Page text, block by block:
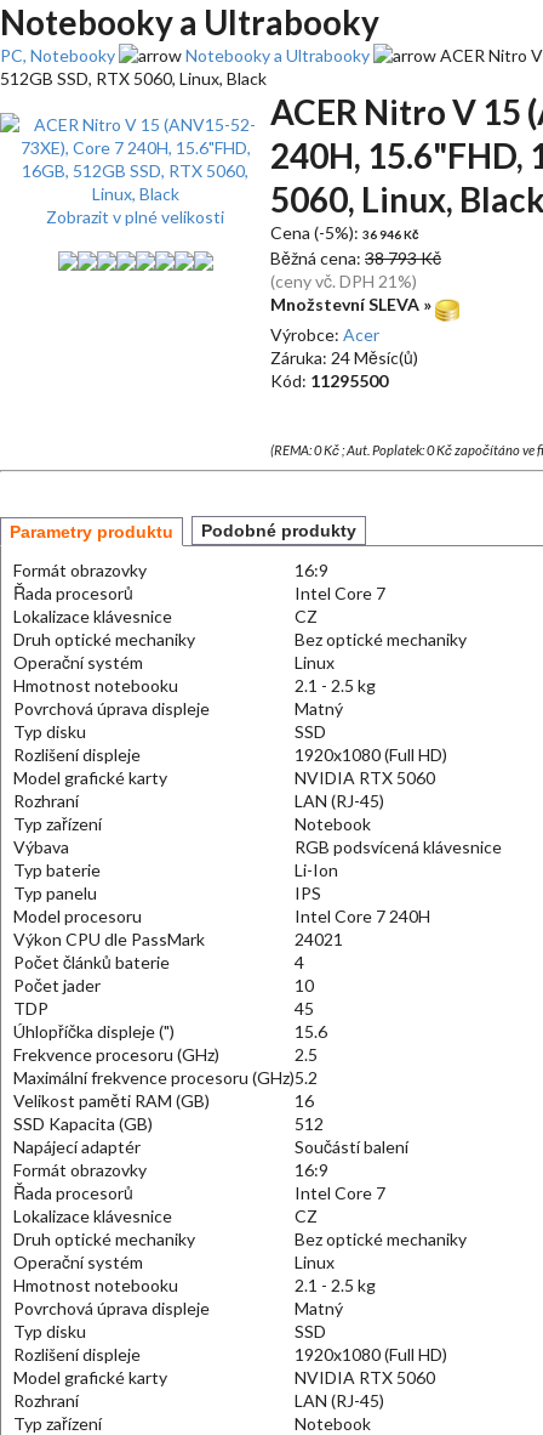
Notebooky a Ultrabooky
PC, Notebooky Notebooky a Ultrabooky
ACER Nitro
512GB SSD, RTX 5060, Linux, Black
Zobrazit v plné velikosti
ACER Nitro V 15
240H, 15.6"FHD,
5060, Linux,
Cena (-5%): 36 946 Kč
Běžná cena: 38 793 Kč
(ceny vč. DPH 21%)
Množstevní SLEVA »
Výrobce: Acer
Záruka: 24 Měsíc(ů)
Kód: 11295500
(REMA: 0 Kč ; Aut. Poplatek: 0 Kč započítáno
Parametry produktu Podobné produkty
Formát obrazovky
16:9
Řada procesorů
Intel Core 7
Lokalizace klávesnice
CZ
Druh optické mechaniky
Bez optické mechaniky
Operační systém
Linux
Hmotnost notebooku
2.1 - 2.5 kg
Povrchová úprava displeje
Matný
Typ disku
SSD
Rozlišení displeje
1920x1080 (Full HD)
Model grafické karty
NVIDIA RTX 5060
Rozhraní
LAN (RJ-45)
Typ zařízení
Notebook
Výbava
RGB podsvícená klávesnice
Typ baterie
Li-Ion
Typ panelu
IPS
Model procesoru
Intel Core 7 240H
Výkon CPU dle PassMark
24021
Počet článků baterie
4
Počet jader
10
TDP
45
Úhlopříčka displeje (")
15.6
Frekvence procesoru (GHz)
2.5
Maximální frekvence procesoru (GHz)5.2
Velikost paměti RAM (GB)
16
SSD Kapacita (GB)
512
Napájecí adaptér
Součástí balení
Formát obrazovky
16:9
Řada procesorů
Intel Core 7
Lokalizace klávesnice
CZ
Druh optické mechaniky
Bez optické mechaniky
Operační systém
Linux
Hmotnost notebooku
2.1 - 2.5 kg
Povrchová úprava displeje
Matný
Typ disku
SSD
Rozlišení displeje
1920x1080 (Full HD)
Model grafické karty
NVIDIA RTX 5060
Rozhraní
LAN (RJ-45)
Typ zařízení
Notebook